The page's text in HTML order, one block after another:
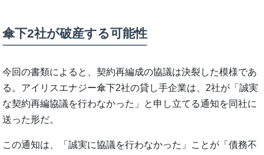
傘下2社が破産する可能性
今回の書類によると、契約再編成の協議は決裂した模様であ
る。アイリスエナジー傘下2社の貸し手企業は、2社が「誠実
な契約再編協議を行わなかった」と申し立てる通知を同社に
送った形だ。
この通知は、「誠実に協議を行わなかった」ことが「債務不